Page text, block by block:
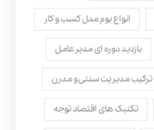
انواع بوم مدل کسب‌ و کار
بازدید دوره ای مدیرعامل
ترکیب مدیریت سنتی و مدرن
تکنیک های اقتصاد توجه